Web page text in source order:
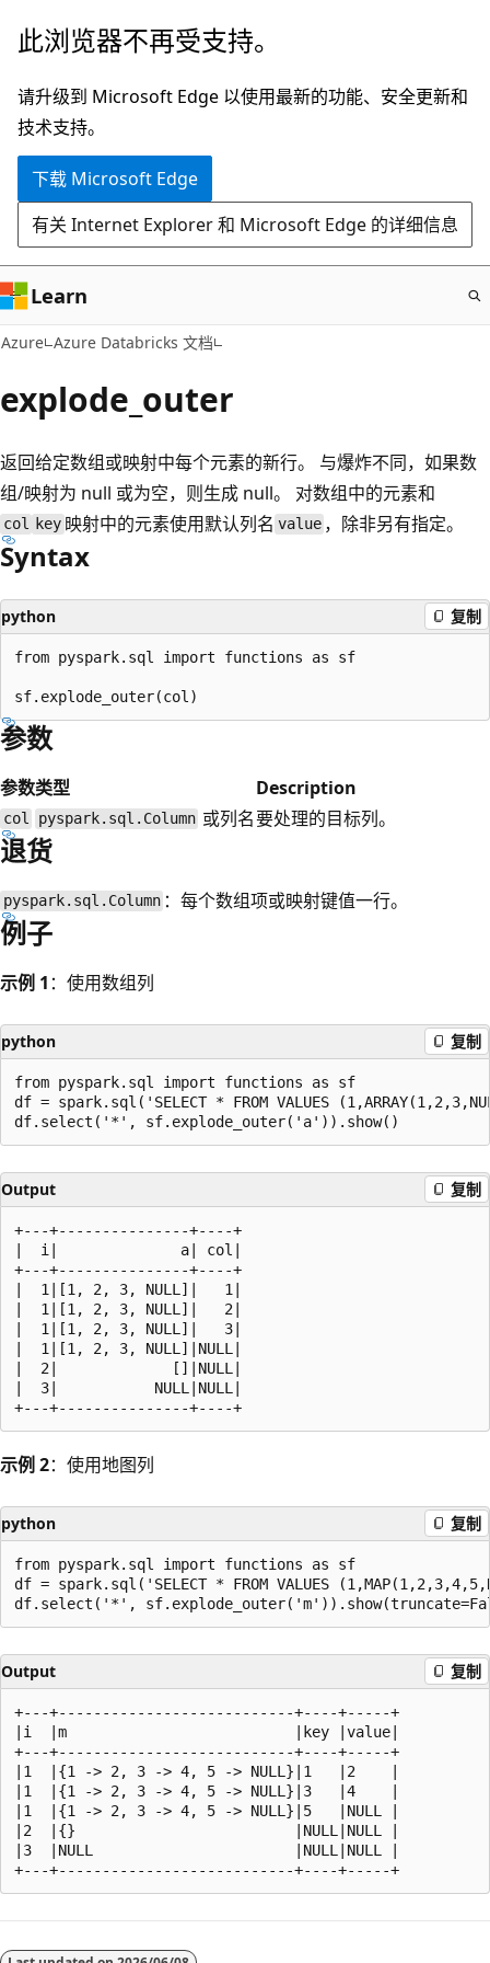
跳
主
要
内
此浏览器不再受支持。
请升级到 Microsoft Edge 以使用最新的功能、安全更新和
技术支持。
下载 Microsoft Edge
有关 Internet Explorer 和 Microsoft Edge 的详细信息
Learn
Azure Azure Databricks 文档
explode_outer
返回给定数组或映射中每个元素的新行。 与爆炸不同，如果数
组/映射为 null 或为空，则生成 null。 对数组中的元素和
col key映射中的元素使用默认列名 value ，除非另有指定。
Syntax
python 复制
from pyspark.sql import functions as sf
参数
参数类型 Description
col pyspark.sql.Column 或列名要处理的目标列。
退货
pyspark.sql.Column ：每个数组项或映射键值一行。
例子
示例 1 ：使用数组列
python 复制
from pyspark.sql import functions as sf
df = spark.sql('SELECT * FROM VALUES
Output 复制
+---+---------------+----+
|  i|              a| col|
+---+---------------+----+
|  1|[1, 2, 3, NULL]|   1|
|  1|[1, 2, 3, NULL]|   2|
|  1|[1, 2, 3, NULL]|   3|
|  1|[1, 2, 3, NULL]|NULL|
|  2|             []|NULL|
|  3|           NULL|NULL|
示例 2：使用地图列
python 复制
from pyspark.sql import functions as sf
df = spark.sql('SELECT * FROM VALUES
Output 复制
+---+---------------------------+----+-----+
|i  |m                          |key |value|
+---+---------------------------+----+-----+
|1  |{1 -> 2, 3 -> 4, 5 -> NULL}|1   |2    |
|1  |{1 -> 2, 3 -> 4, 5 -> NULL}|3   |4    |
|1  |{1 -> 2, 3 -> 4, 5 -> NULL}|5   |NULL |
|2  |{}                         |NULL|NULL |
|3  |NULL                       |NULL|NULL |